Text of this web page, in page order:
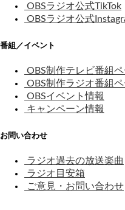
OBSラジオ公式TikTok
OBSラジオ公式
番組／イベント
OBS制作テレビ番組
OBS制作ラジオ番組
OBSイベント情報
キャンペーン情報
お問い合わせ
ラジオ過去の放送楽曲
ラジオ目安箱
ご意見・お問い合わせ